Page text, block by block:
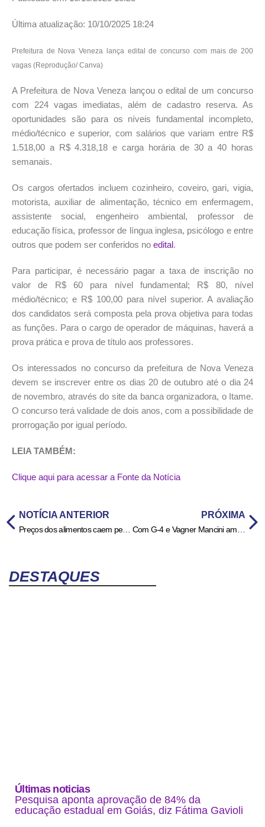
Última atualização: 10/10/2025 18:24
Prefeitura de Nova Veneza lança edital de concurso com mais de 200
vagas (Reprodução/ Canva)
A Prefeitura de Nova Veneza lançou o edital de um concurso
com 224 vagas imediatas, além de cadastro reserva. As
oportunidades são para os níveis fundamental incompleto,
médio/técnico e superior, com salários que variam entre R$
1.518,00 a R$ 4.318,18 e carga horária de 30 a 40 horas
semanais.
Os cargos ofertados incluem cozinheiro, coveiro, gari, vigia,
motorista, auxiliar de alimentação, técnico em enfermagem,
assistente social, engenheiro ambiental, professor de
educação física, professor de língua inglesa, psicólogo e entre
outros que podem ser conferidos no edital.
Para participar, é necessário pagar a taxa de inscrição no
valor de R$ 60 para nível fundamental; R$ 80, nível
médio/técnico; e R$ 100,00 para nível superior. A avaliação
dos candidatos será composta pela prova objetiva para todas
as funções. Para o cargo de operador de máquinas, haverá a
prova prática e prova de título aos professores.
Os interessados no concurso da prefeitura de Nova Veneza
devem se inscrever entre os dias 20 de outubro até o dia 24
de novembro, através do site da banca organizadora, o Itame.
O concurso terá validade de dois anos, com a possibilidade de
prorrogação por igual período.
LEIA TAMBÉM:
Clique aqui para acessar a Fonte da Notícia
NOTÍCIA ANTERIOR
Preços dos alimentos caem pelo 4º mês consecutivo, diz IBGE
PRÓXIMA
DESTAQUES
Últimas noticias
Pesquisa aponta aprovação de 84% da
educação estadual em Goiás, diz Fátima Gavioli